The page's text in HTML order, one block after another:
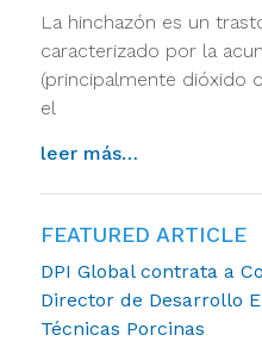
La hinchazón es un
caracterizado por la
(principalmente dióxido
el
leer más…
FEATURED ARTICLE
DPI Global contrata a
Director de Desarrollo
Técnicas Porcinas